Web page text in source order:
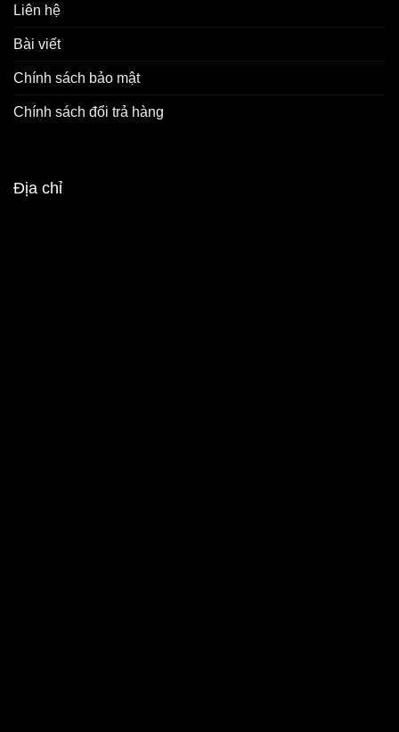
Liên hệ
Bài viết
Chính sách bảo mật
Chính sách đổi trả hàng
Địa chỉ